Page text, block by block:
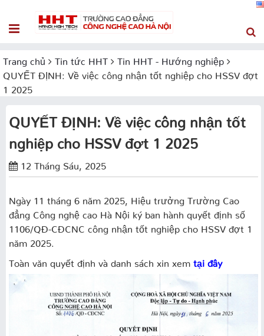
Trang chủ Tin tức HHT
Tin HHT - Hướng nghiệp
QUYẾT ĐỊNH: Về việc công nhận tốt nghiệp cho HSSV đợt
1 2025
QUYẾT ĐỊNH: Về việc công nhận tốt
nghiệp cho HSSV đợt 1 2025
12 Tháng Sáu, 2025
Ngày 11 tháng 6 năm 2025, Hiệu trưởng Trường Cao
đẳng Công nghệ cao Hà Nội ký ban hành quyết định số
1106/QĐ-CĐCNC công nhận tốt nghiệp cho HSSV đợt 1
năm 2025.
Toàn văn quyết định và danh sách xin xem tại đây